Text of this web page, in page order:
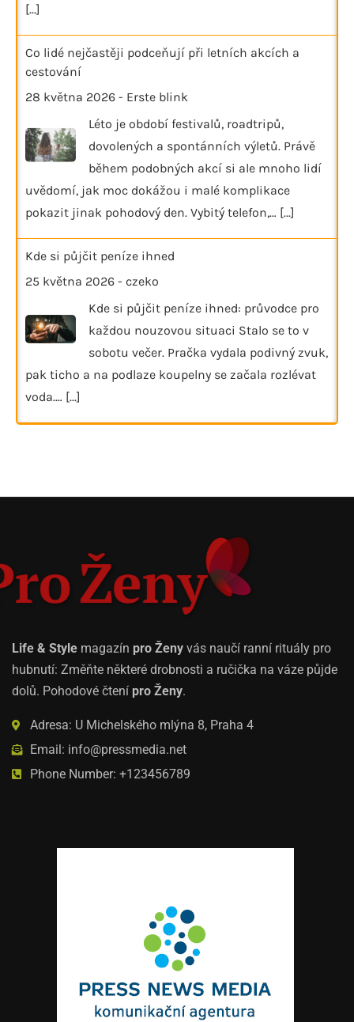
[...]
Co lidé nejčastěji podceňují při letních akcích a
cestování
28 května 2026 - Erste blink
Léto je období festivalů, roadtripů,
dovolených a spontánních výletů. Právě
během podobných akcí si ale mnoho lidí
uvědomí, jak moc dokážou i malé komplikace
pokazit jinak pohodový den. Vybitý telefon,… [...]
Kde si půjčit peníze ihned
25 května 2026 - czeko
Kde si půjčit peníze ihned: průvodce pro
každou nouzovou situaci Stalo se to v
sobotu večer. Pračka vydala podivný zvuk,
pak ticho a na podlaze koupelny se začala rozlévat
voda.… [...]
Life & Style magazín pro Ženy vás naučí ranní rituály pro
hubnutí: Změňte některé drobnosti a ručička na váze půjde
dolů. Pohodové čtení pro Ženy.
Adresa: U Michelského mlýna 8, Praha 4
Email: info@pressmedia.net
Phone Number: +123456789